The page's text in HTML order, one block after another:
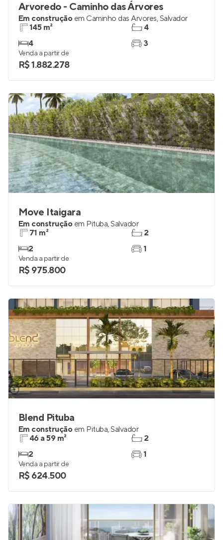
Arvoredo - Caminho das Árvores
Em construção em Caminho das Árvores,Salvador
145 m²
4
4
3
Venda a partir de
R$ 1.882.278
Move Itaigara
Em construção em Pituba,Salvador
71 m²
2
2
1
Venda a partir de
R$ 975.800
Blend Pituba
Em construção em Pituba,Salvador
46 a 59 m²
2
2
1
Venda a partir de
R$ 624.500